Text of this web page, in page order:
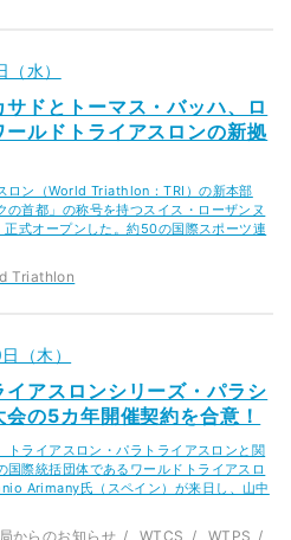
水）
ドとトーマス・バッハ、ロ
ールドトライアスロンの新拠
ロン（World Triathlon：TRI）の新本部
の首都」の称号を持つスイス・ローザンヌ
正式オープンした。約50の国際スポーツ連
Triathlon
（木）
イアスロンシリーズ・パラシ
会の5カ年開催契約を合意！
トライアスロン・パラトライアスロンと関
国際統括団体であるワールドトライアスロ
Arimany氏（スペイン）が来日し、山中
からのお知らせ WTCS
WTPS